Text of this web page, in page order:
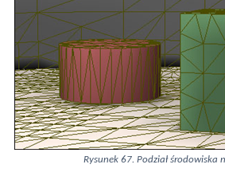
Rysunek 67. Podział środowiska